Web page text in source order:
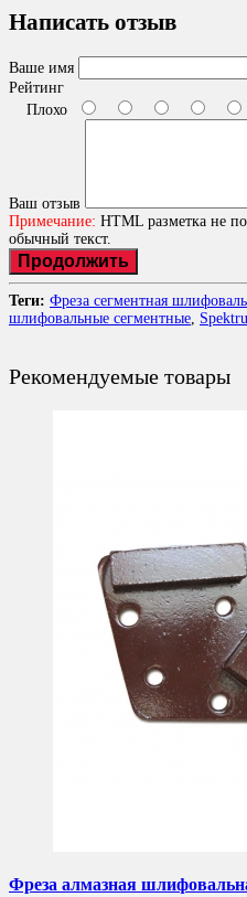
Написать отзыв
Ваше имя
Рейтинг
Плохо
Ваш отзыв
Примечание: HTML разметка не
обычный текст.
Продолжить
Теги: Фреза сегментная
шлифовальные сегментные
Рекомендуемые товары
Фреза алмазная